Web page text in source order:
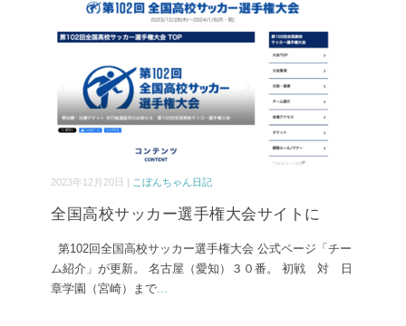
2023年12月20日 | こぼんちゃん日記
全国高校サッカー選手権大会サイトに
第102回全国高校サッカー選手権大会 公式ページ「チー
ム紹介」が更新。 名古屋（愛知）３０番。 初戦 対 日
章学園（宮崎）まで...